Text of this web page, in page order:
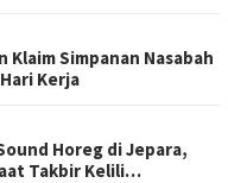
Klaim Simpanan Nasabah
Kerja
Horeg di Jepara,
Takbir Kelili…